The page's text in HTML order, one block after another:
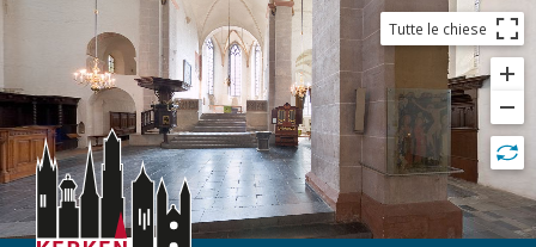
Tutte le chiese